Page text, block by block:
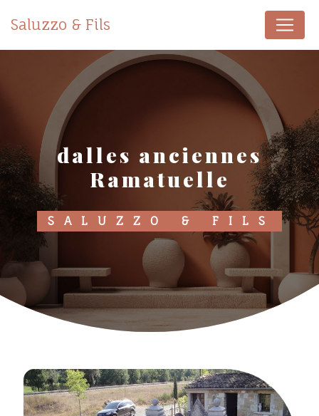
Saluzzo & Fils
dalles anciennes
Ramatuelle
SALUZZO & FILS